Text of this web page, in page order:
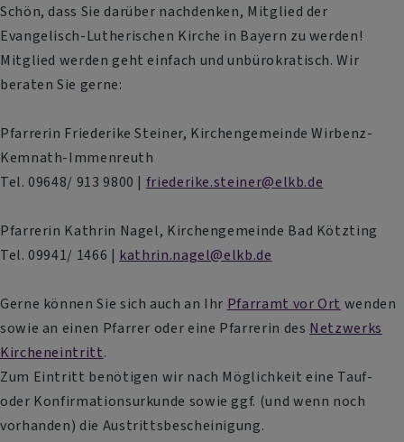
Schön, dass Sie darüber nachdenken, Mitglied der
Evangelisch-Lutherischen Kirche in Bayern zu werden!
Mitglied werden geht einfach und unbürokratisch. Wir
beraten Sie gerne:
Pfarrerin Friederike Steiner, Kirchengemeinde Wirbenz-
Kemnath-Immenreuth
Tel. 09648/ 913 9800 | friederike.steiner@elkb.de
Pfarrerin Kathrin Nagel, Kirchengemeinde Bad Kötzting
Tel. 09941/ 1466 | kathrin.nagel@elkb.de
Gerne können Sie sich auch an Ihr Pfarramt vor Ort wenden
sowie an einen Pfarrer oder eine Pfarrerin des Netzwerks
Kircheneintritt.
Zum Eintritt benötigen wir nach Möglichkeit eine Tauf-
oder Konfirmationsurkunde sowie ggf. (und wenn noch
vorhanden) die Austrittsbescheinigung.